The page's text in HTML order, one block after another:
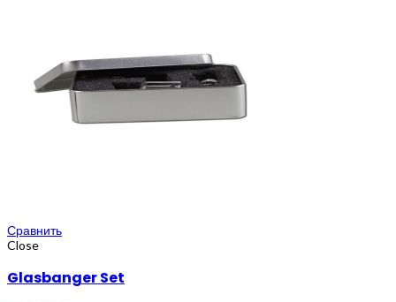
Сравнить
Close
Glasbanger Set